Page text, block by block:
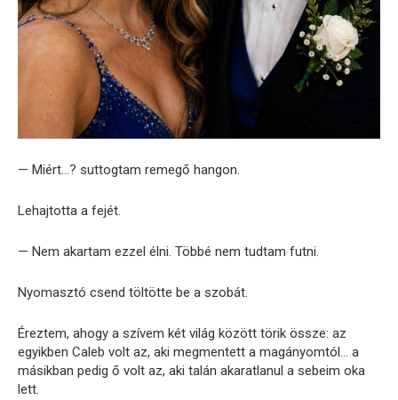
— Miért…? suttogtam remegő hangon.
Lehajtotta a fejét.
— Nem akartam ezzel élni. Többé nem tudtam futni.
Nyomasztó csend töltötte be a szobát.
Éreztem, ahogy a szívem két világ között törik össze: az
egyikben Caleb volt az, aki megmentett a magányomtól… a
másikban pedig ő volt az, aki talán akaratlanul a sebeim oka
lett.